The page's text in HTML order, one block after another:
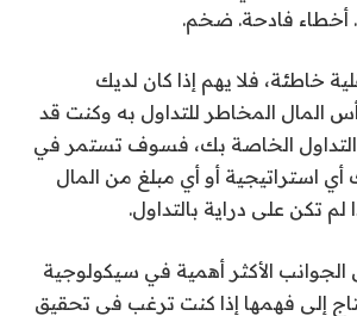
أخطاء فادحة. ضخم.
خاطئة، فلا يهم إذا كان لديك
المال المخاطر للتداول به وكنت قد
التداول الخاصة بك، فسوف تستمر في
استراتيجية أو أي مبلغ من المال
تكن على دراية بالتداول.
الأكثر أهمية في سيكولوجية
إلى فهمها إذا كنت ترغب في تحقيق